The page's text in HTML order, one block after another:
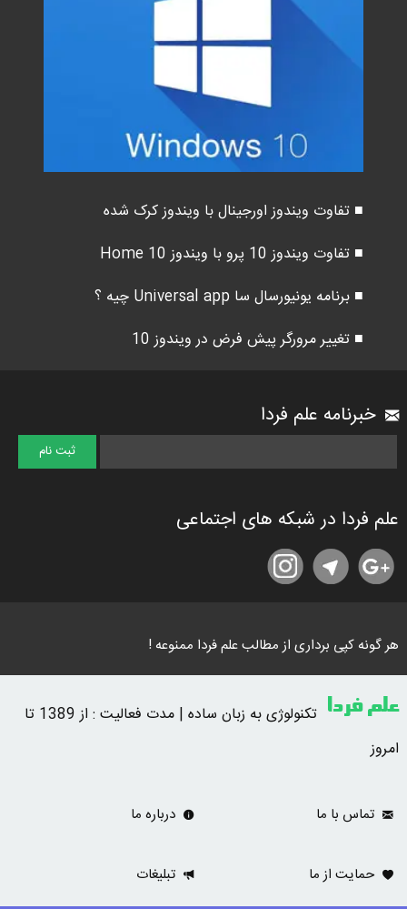
■ تفاوت ویندوز اورجینال با ویندوز کرک شده
■ تفاوت ویندوز 10 پرو با ویندوز 10 Home
■ برنامه یونیورسال سا Universal app چیه ؟
■ تغییر مرورگر پیش فرض در ویندوز 10
خبرنامه علم فردا
علم فردا در شبکه های اجتماعی
هر گونه کپی برداری از مطالب علم فردا ممنوعه !
علم فردا
تکنولوژی به زبان ساده | مدت فعالیت : از 1389 تا
امروز
تماس با ما درباره ما
حمایت از ما تبلیغات